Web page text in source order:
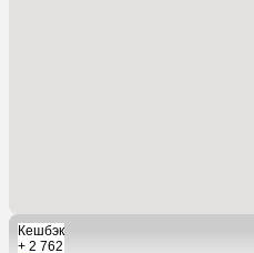
Кешбэк
+ 2 762